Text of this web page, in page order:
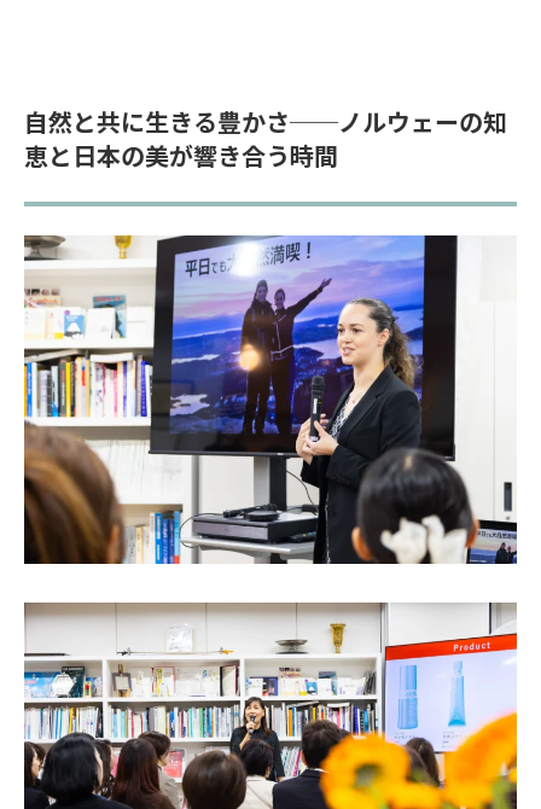
自然と共に生きる豊かさ──ノルウェーの知
恵と日本の美が響き合う時間